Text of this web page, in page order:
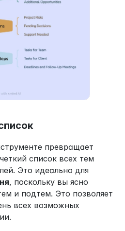
превращает
список всех тем
, поскольку вы ясно
и подтем. Это позволяет
всех возможных